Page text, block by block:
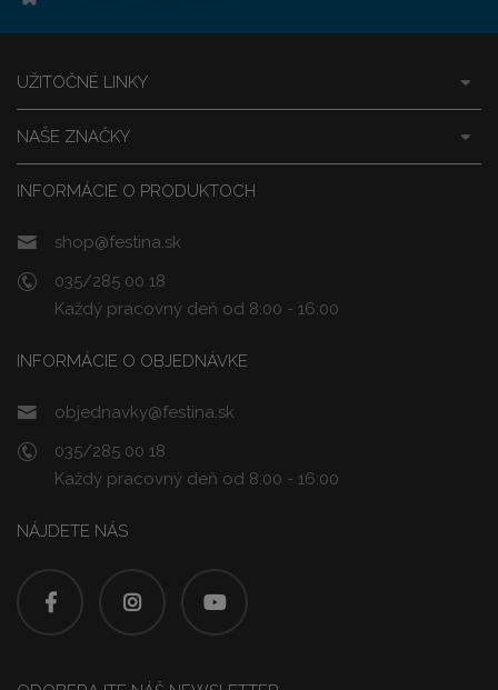
INFORMÁCIE O PRODUKTOCH
shop@festina.sk
035/285 00 18
Každý pracovný deň od 8:00 - 16:00
INFORMÁCIE O OBJEDNÁVKE
objednavky@festina.sk
035/285 00 18
Každý pracovný deň od 8:00 - 16:00
NAŠE ZNAČKY
UŽITOČNÉ LINKY
NÁJDETE NÁS